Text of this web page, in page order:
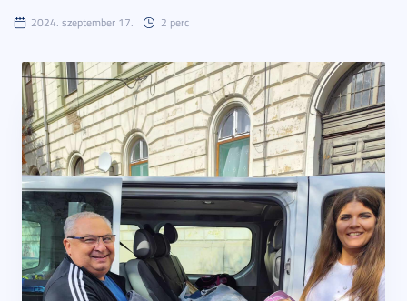
2024. szeptember 17. 2 perc